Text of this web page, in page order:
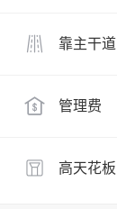
靠主干道
管理费
高天花板